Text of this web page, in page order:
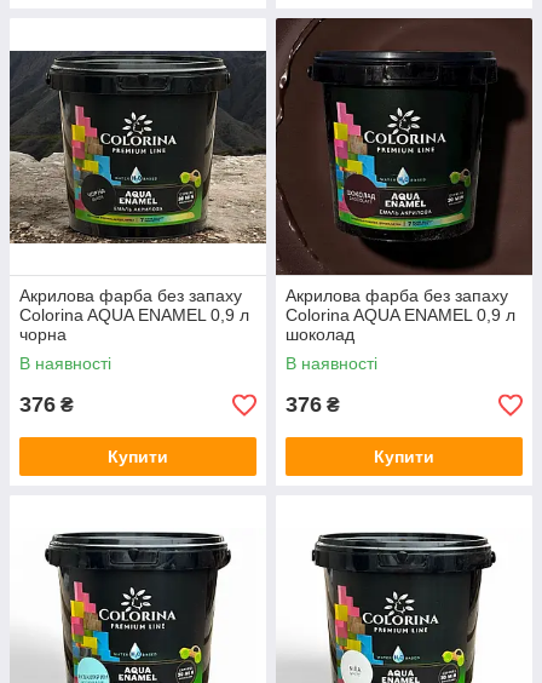
Акрилова фарба без запаху
Colorina AQUA ENAMEL 0,9 л
чорна
В наявності
376 ₴
Купити
Акрилова фарба без запаху
Colorina AQUA ENAMEL 0,9 л
шоколад
В наявності
376 ₴
Купити